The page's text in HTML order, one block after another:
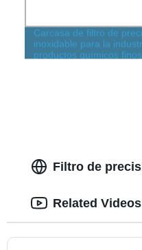
Carcasa de filtro de
inoxidable para la
productos químicos
Filtro de
Related Videos